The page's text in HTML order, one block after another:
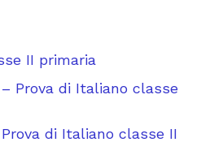
II primaria
Prova di Italiano classe
di Italiano classe II